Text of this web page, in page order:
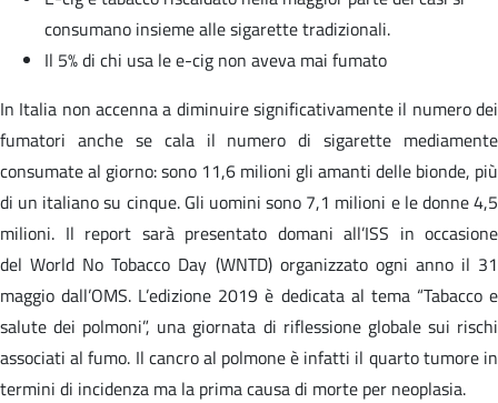
consumano insieme alle sigarette tradizionali.
Il 5% di chi usa le e-cig non aveva mai fumato
In Italia non accenna a diminuire significativamente il numero dei
fumatori anche se cala il numero di sigarette mediamente
consumate al giorno: sono 11,6 milioni gli amanti delle bionde, più
di un italiano su cinque. Gli uomini sono 7,1 milioni e le donne 4,5
milioni. Il report sarà presentato domani all’ISS in occasione
del World No Tobacco Day (WNTD) organizzato ogni anno il 31
maggio dall’OMS. L’edizione 2019 è dedicata al tema “Tabacco e
salute dei polmoni”, una giornata di riflessione globale sui rischi
associati al fumo. Il cancro al polmone è infatti il quarto tumore in
termini di incidenza ma la prima causa di morte per neoplasia.